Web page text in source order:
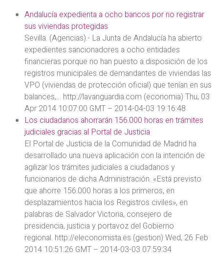
Andalucía expedienta a ocho bancos por no registrar
sus viviendas protegidas
Sevilla. (Agencias).- La Junta de Andalucía ha abierto
expedientes sancionadores a ocho entidades
financieras porque no han puesto a disposición de los
registros municipales de demandantes de viviendas las
VPO (viviendas de protección oficial) que tenían en sus
balances,… http://lavanguardia.com (economia) Thu, 03
Apr 2014 10:07:00 GMT – 2014-04-03 19:16:48
Los ciudadanos ahorrarán 156.000 horas en trámites
judiciales gracias al Portal de Justicia
El Portal de Justicia de la Comunidad de Madrid ha
desarrollado una nueva aplicación con la intención de
agilizar los trámites judiciales a ciudadanos y
funcionarios de dicha Administración. «Está previsto
que ahorre 156.000 horas a los primeros, en
desplazamientos hacia los Registros civiles», en
palabras de Salvador Victoria, consejero de
presidencia, justicia y portavoz del Gobierno
regional. http://eleconomista.es (gestion) Wed, 26 Feb
2014 10:51:26 GMT – 2014-03-03 07:59:34